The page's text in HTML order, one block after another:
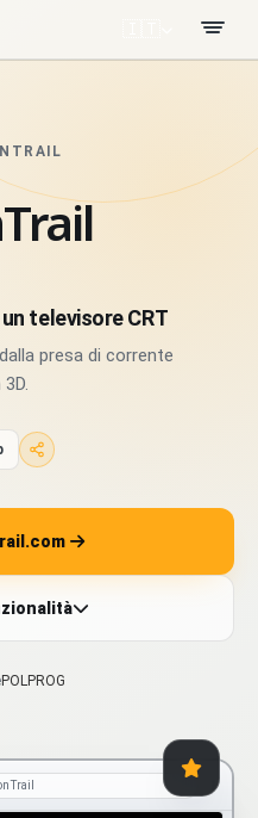
televisore CRT
presa di corrente
POLPROG